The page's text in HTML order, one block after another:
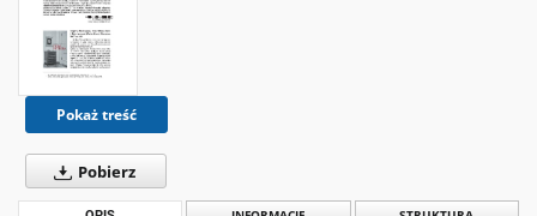
Pokaż treść
Pobierz